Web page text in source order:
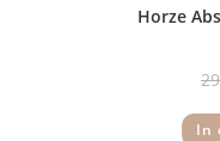
Horze
In